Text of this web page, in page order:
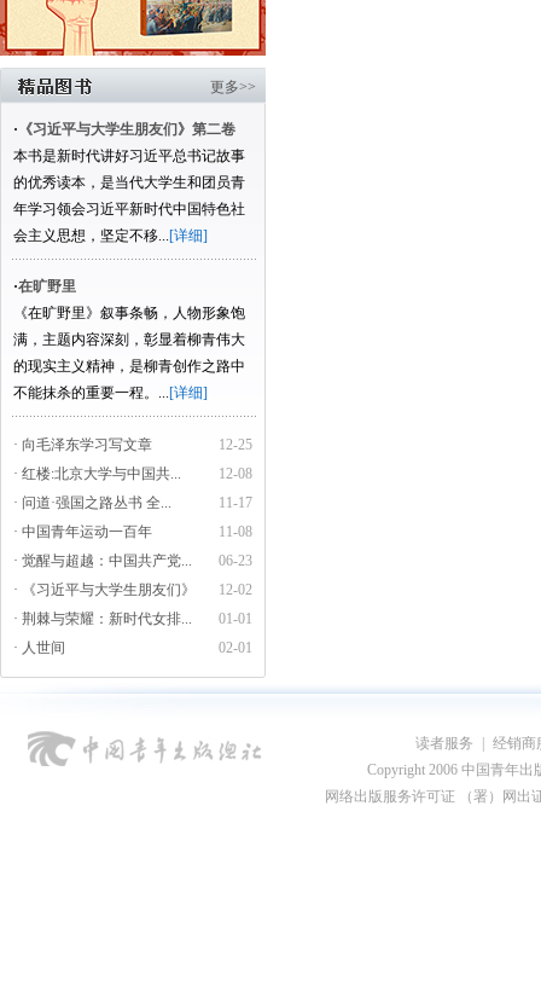
更多>>
· 《习近平与大学生朋友们》第二卷
本书是新时代讲好习近平总书记故事
的优秀读本，是当代大学生和团员青
年学习领会习近平新时代中国特色社
会主义思想，坚定不移...[详细]
·在旷野里
《在旷野里》叙事条畅，人物形象饱
满，主题内容深刻，彰显着柳青伟大
的现实主义精神，是柳青创作之路中
不能抹杀的重要一程。...[详细]
12-25
· 向毛泽东学习写文章
12-08
· 红楼:北京大学与中国共...
11-17
· 问道·强国之路丛书 全...
11-08
· 中国青年运动一百年
06-23
· 觉醒与超越：中国共产党...
12-02
· 《习近平与大学生朋友们》
01-01
· 荆棘与荣耀：新时代女排...
02-01
· 人世间
读者服务
经销商
Copyright 2006 中国青年出
网络出版服务许可证 （署）网出